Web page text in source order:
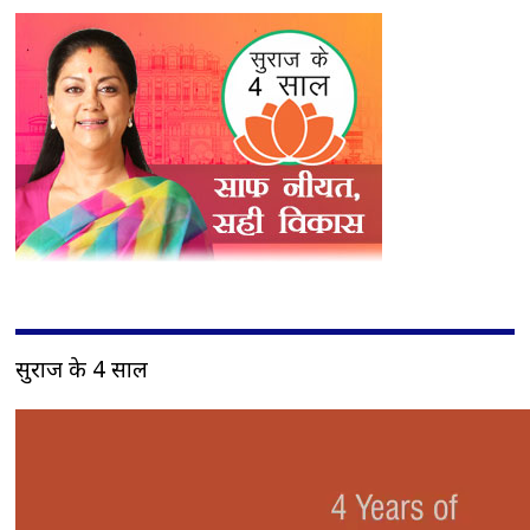
सुराज के 4 साल